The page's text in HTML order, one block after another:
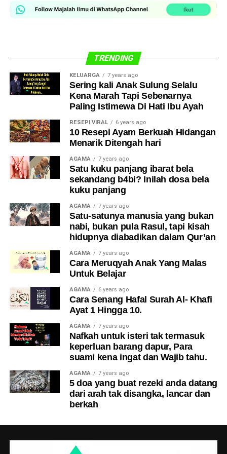
lesen tersebut,”
Lebih Daripada Sekadar Denda
Kisah ini bukan sekadar tentang RM50, tetapi tentang
maruah, belas kasihan dan keperluan sistem yang
kepada golongan miskin dan warga emas.
Ia mengingatkan kita bahawa di sebalik peraturan, masih
Secara psikologi, anak akan berpihak
kepada ibu
Dari sudut psikologi, kata Pak Arief,
cenderung setia kepada ibu, terutama apabila melihat
sendiri pengorbanan dan kesakitan yang ditanggung oleh
si ibu selama bertahun-tahun.
Maka tidak hairanlah, ramai lelaki warga emas ini
akhirnyaberakhir di rumah kebajikan, bukan kerana
anak tidak berhati perut, tetapi kerana luka lama yang
“Anak-anak bukan
lampin,” katanya.
sudah dua bulan bekerja sebagai penghantar makanan
hingga 12 tengah hari, sebelum pulang untuk
menguruskan anak-anak.
Dapat RM5 pun rezeki besar
TRENDING
KELUARGA 7 years ago
Sering kali Anak Sulung Selalu
Kena Marah Tapi Sebenarnya
Paling Istimewa Di Hati Ibu Ayah
RESEPI VIRAL 6 years ago
10 Resepi Ayam Berkuah Hidangan
Menarik Ditengah hari
AGAMA 7 years ago
Satu kuku panjang ibarat bela
sekandang b4bi? Inilah dosa bela
kuku panjang
AGAMA 7 years ago
Satu-satunya manusia yang bukan
nabi, bukan pula Rasul, tapi kisah
hidupnya diabadikan dalam Qur’an
AGAMA 7 years ago
Cara Meruqyah Anak Yang Malas
Untuk Belajar
AGAMA 6 years ago
Cara Senang Hafal Surah Al- Khafi
Ayat 1 Hingga 10.
AGAMA 7 years ago
Nafkah untuk isteri tak termasuk
keperluan barang dapur, Para
suami kena ingat dan Wajib tahu.
AGAMA 7 years ago
5 doa yang buat rezeki anda datang
dari arah tak disangka, lancar dan
berkah